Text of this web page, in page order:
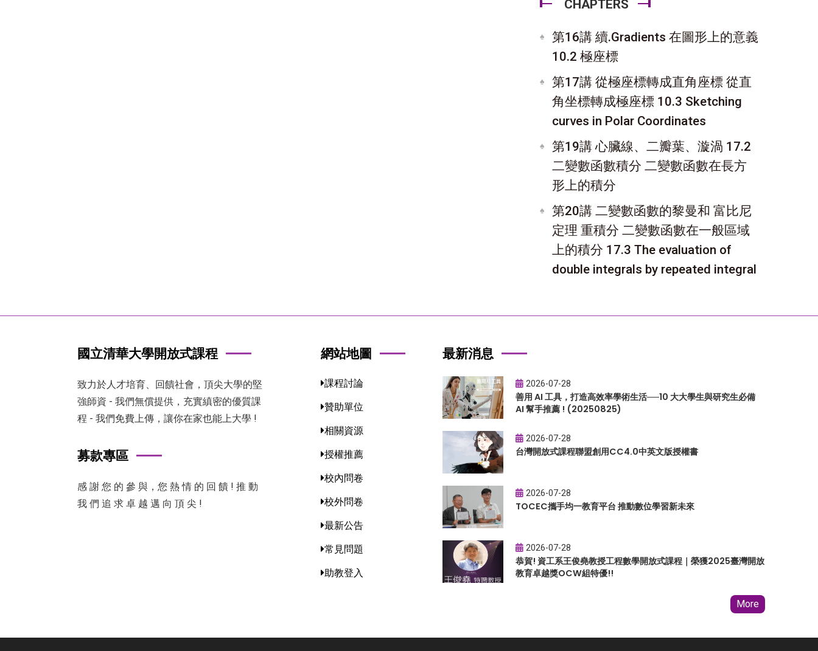
CHAPTERS
第16講 續.Gradients 在圖形上的意義
10.2 極座標
第17講 從極座標轉成直角座標 從直
角坐標轉成極座標 10.3 Sketching
curves in Polar Coordinates
第19講 心臟線、二瓣葉、漩渦 17.2
二變數函數積分 二變數函數在長方
形上的積分
第20講 二變數函數的黎曼和 富比尼
定理 重積分 二變數函數在一般區域
上的積分 17.3 The evaluation of
double integrals by repeated integral
國立清華大學開放式課程
致力於人才培育、回饋社會，頂尖大學的堅
強師資 - 我們無償提供，充實縝密的優質課
程 - 我們免費上傳，讓你在家也能上大學 !
募款專區
感 謝 您 的 參 與，您 熱 情 的 回 饋 ! 推 動
我 們 追 求 卓 越 邁 向 頂 尖 !
網站地圖
課程討論
贊助單位
相關資源
授權推薦
校內問卷
校外問卷
最新公告
常見問題
助教登入
最新消息
2026-07-28
善用 AI 工具，打造高效率學術生活──10 大大學生與研究生必備
AI 幫手推薦 ! (20250825)
2026-07-28
台灣開放式課程聯盟創用CC4.0中英文版授權書
2026-07-28
TOCEC攜手均一教育平台 推動數位學習新未來
2026-07-28
恭賀! 資工系王俊堯教授工程數學開放式課程｜榮獲2025臺灣開放
教育卓越獎OCW組特優!!
More